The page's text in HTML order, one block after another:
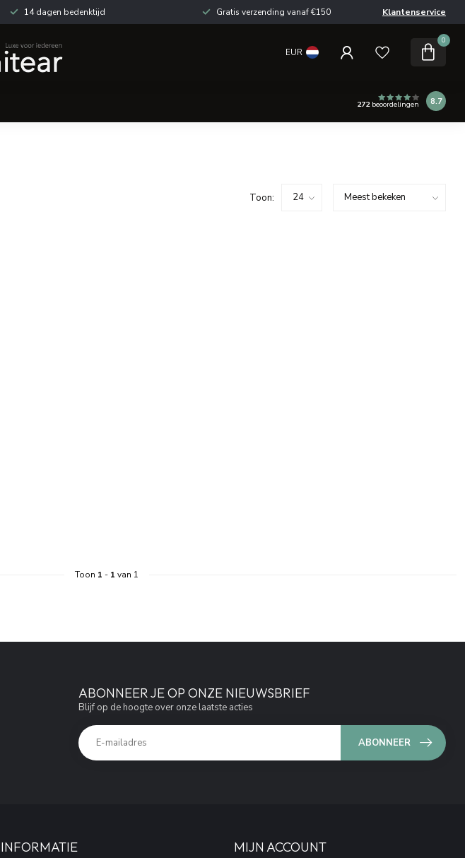
14 dagen bedenktijd Gratis verzending vanaf €150 Klantenservice
EUR
0
272beoordelingen 8.7
Toon:
Toon 1 - 1 van 1
ABONNEER JE OP ONZE NIEUWSBRIEF
Blijf op de hoogte over onze laatste acties
ABONNEER
INFORMATIE MIJN ACCOUNT